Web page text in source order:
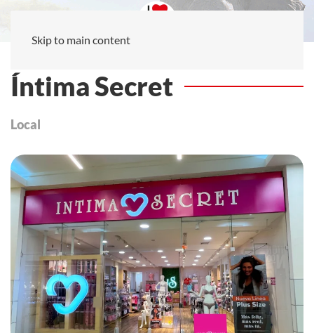
Skip to main content
Íntima Secret
Local